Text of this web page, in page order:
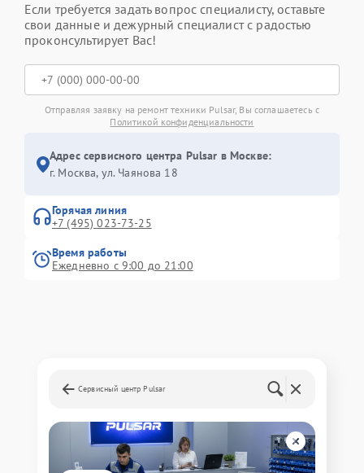
Если требуется задать вопрос специалисту, оставьте
свои данные и дежурный специалист с радостью
проконсультирует Вас!
Отправляя заявку на ремонт техники Pulsar, Вы соглашаетесь с
Политикой конфиденциальности
Адрес сервисного центра Pulsar в Москве:
г. Москва, ул. Чаянова 18
Горячая линия
+7 (495) 023-73-25
Время работы
Ежедневно с 9:00 до 21:00
Сервисный центр Pulsar